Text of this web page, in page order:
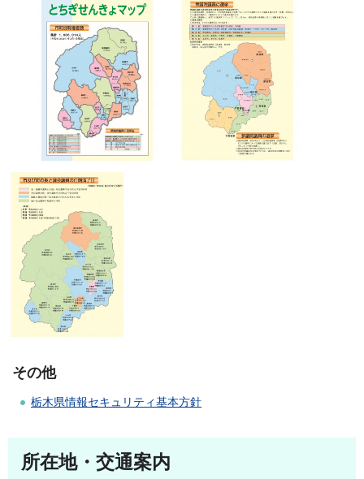
その他
栃木県情報セキュリティ基本方針
所在地・交通案内